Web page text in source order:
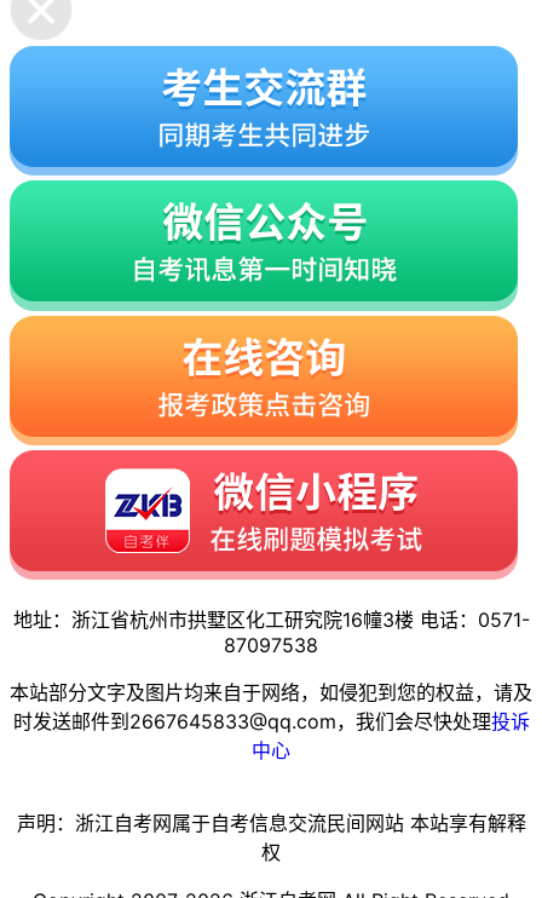
地址：浙江省杭州市拱墅区化工研究院16幢3楼 电话：0571-
87097538
本站部分文字及图片均来自于网络，如侵犯到您的权益，请及
时发送邮件到2667645833@qq.com，我们会尽快处理投诉
中心
声明：浙江自考网属于自考信息交流民间网站 本站享有解释
权